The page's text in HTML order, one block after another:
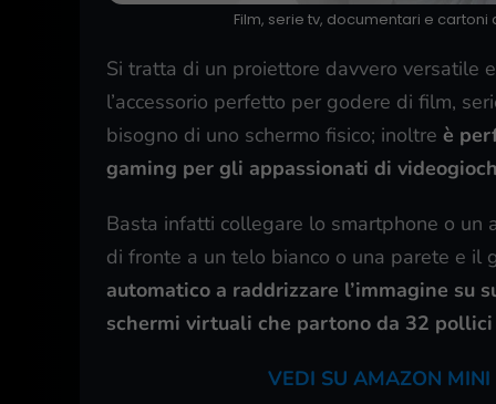
Film, serie tv, documentari e
Si tratta di un proiettore davvero versatile
l’accessorio perfetto per godere di film,
bisogno di uno schermo fisico; inoltre è
gaming per gli appassionati di
Basta infatti collegare lo smartphone o
di fronte a un telo bianco o una parete e il
automatico a raddrizzare l’immagine
schermi virtuali che partono da 32
VEDI SU AMAZON MINI